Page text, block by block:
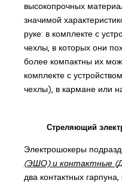
высокопрочных
значимой
руке: в комплекте с
чехлы, в которых они
более компактны их
комплекте с
чехлы), в кармане или
Стреляющий
Электрошокеры
(ЭШО) и контактные
два контактных